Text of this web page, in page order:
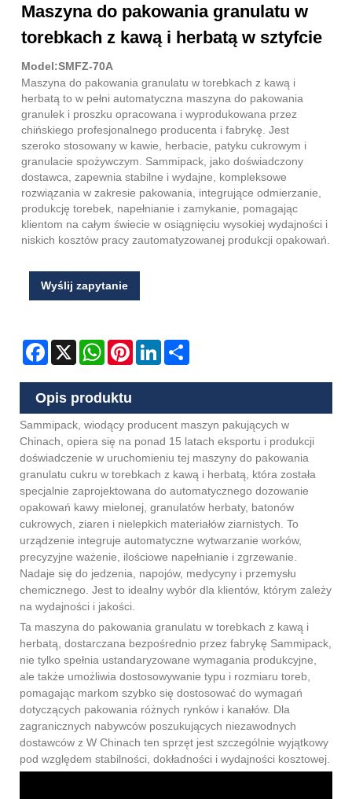
Maszyna do pakowania granulatu w
torebkach z kawą i herbatą w sztyfcie
Model:SMFZ-70A
Maszyna do pakowania granulatu w torebkach z kawą i
herbatą to w pełni automatyczna maszyna do pakowania
granulek i proszku opracowana i wyprodukowana przez
chińskiego profesjonalnego producenta i fabrykę. Jest
szeroko stosowany w kawie, herbacie, patyku cukrowym i
granulacie spożywczym. Sammipack, jako doświadczony
dostawca, zapewnia stabilne i wydajne, kompleksowe
rozwiązania w zakresie pakowania, integrujące odmierzanie,
produkcję torebek, napełnianie i zamykanie, pomagając
klientom na całym świecie w osiągnięciu wysokiej wydajności i
niskich kosztów pracy zautomatyzowanej produkcji opakowań.
Wyślij zapytanie
Facebook
X WhatsAppPinterestLinkedIn
Opis produktu
Sammipack, wiodący producent maszyn pakujących w
Chinach, opiera się na ponad 15 latach eksportu i produkcji
doświadczenie w uruchomieniu tej maszyny do pakowania
granulatu cukru w torebkach z kawą i herbatą, która została
specjalnie zaprojektowana do automatycznego dozowanie
opakowań kawy mielonej, granulatów herbaty, batonów
cukrowych, ziaren i nielepkich materiałów ziarnistych. To
urządzenie integruje automatyczne wytwarzanie worków,
precyzyjne ważenie, ilościowe napełnianie i zgrzewanie.
Nadaje się do jedzenia, napojów, medycyny i przemysłu
chemicznego. Jest to idealny wybór dla klientów, którym zależy
na wydajności i jakości.
Ta maszyna do pakowania granulatu w torebkach z kawą i
herbatą, dostarczana bezpośrednio przez fabrykę Sammipack,
nie tylko spełnia ustandaryzowane wymagania produkcyjne,
ale także umożliwia dostosowywanie typu i rozmiaru toreb,
pomagając markom szybko się dostosować do wymagań
dotyczących pakowania różnych rynków i kanałów. Dla
zagranicznych nabywców poszukujących niezawodnych
dostawców z W Chinach ten sprzęt jest szczególnie wyjątkowy
pod względem stabilności, dokładności i wydajności kosztowej.